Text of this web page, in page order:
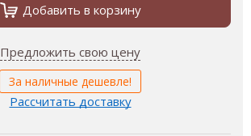
Добавить в корзину
Предложить свою цену
За наличные дешевле!
Рассчитать доставку